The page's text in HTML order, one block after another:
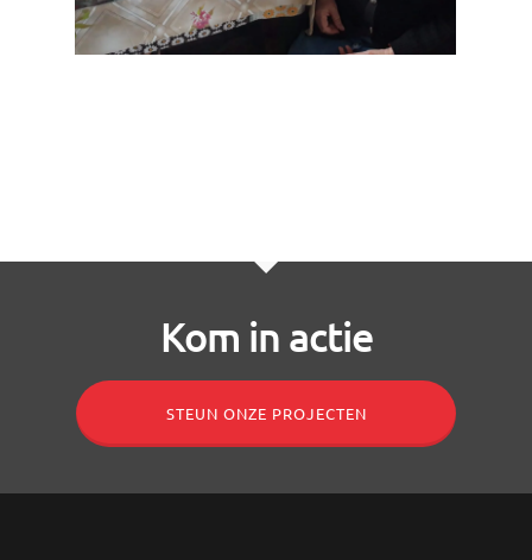
Kom in actie
STEUN ONZE PROJECTEN